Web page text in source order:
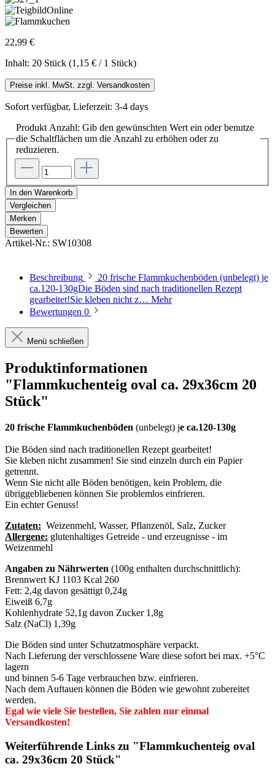
22,99 €
Inhalt: 20 Stück (1,15 € / 1 Stück)
Preise inkl. MwSt. zzgl. Versandkosten
Sofort verfügbar, Lieferzeit: 3-4 days
Produkt Anzahl: Gib den gewünschten Wert ein oder benutze
die Schaltflächen um die Anzahl zu erhöhen oder zu
reduzieren.
In den Warenkorb
Vergleichen
Merken
Bewerten
Artikel-Nr.: SW10308
Beschreibung
20 frische Flammkuchenböden (unbelegt) je
ca.120-130gDie Böden sind nach traditionellen Rezept
gearbeitet!Sie kleben nicht z… Mehr
Bewertungen 0
Menü schließen
Produktinformationen
"Flammkuchenteig oval ca. 29x36cm 20
Stück"
20 frische Flammkuchenböden (unbelegt) je ca.120-130g
Die Böden sind nach traditionellen Rezept gearbeitet!
Sie kleben nicht zusammen! Sie sind einzeln durch ein Papier
getrennt.
Wenn Sie nicht alle Böden benötigen, kein Problem, die
übriggebliebenen können Sie problemlos einfrieren.
Ein echter Genuss!
Zutaten: Weizenmehl, Wasser, Pflanzenöl, Salz, Zucker
Allergene: glutenhaltiges Getreide - und erzeugnisse - im
Weizenmehl
Angaben zu Nährwerten (100g enthalten durchschnittlich):
Brennwert KJ 1103 Kcal 260
Fett: 2,4g davon gesättigt 0,24g
Eiweiß 6,7g
Kohlenhydrate 52,1g davon Zucker 1,8g
Salz (NaCl) 1,39g
Die Böden sind unter Schutzatmosphäre verpackt.
Nach Lieferung der verschlossene Ware diese sofort bei max. +5°C
lagern
und binnen 5-6 Tage verbrauchen bzw. einfrieren.
Nach dem Auftauen können die Böden wie gewohnt zubereitet
werden.
Egal wie viele Sie bestellen, Sie zahlen nur einmal
Versandkosten!
Weiterführende Links zu "Flammkuchenteig oval
ca. 29x36cm 20 Stück"